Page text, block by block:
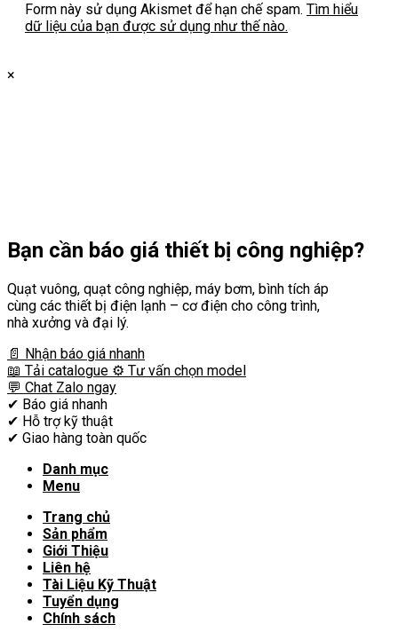
Form này sử dụng Akismet để hạn chế spam. Tìm hiểu
dữ liệu của bạn được sử dụng như thế nào.
×
Bạn cần báo giá thiết bị công nghiệp?
Quạt vuông, quạt công nghiệp, máy bơm, bình tích áp
cùng các thiết bị điện lạnh – cơ điện cho công trình,
nhà xưởng và đại lý.
📄 Nhận báo giá nhanh
📖 Tải catalogue ⚙️ Tư vấn chọn model
💬 Chat Zalo ngay
✔ Báo giá nhanh
✔ Hỗ trợ kỹ thuật
✔ Giao hàng toàn quốc
Danh mục
Menu
Trang chủ
Sản phẩm
Giới Thiệu
Liên hệ
Tài Liệu Kỹ Thuật
Tuyển dụng
Chính sách